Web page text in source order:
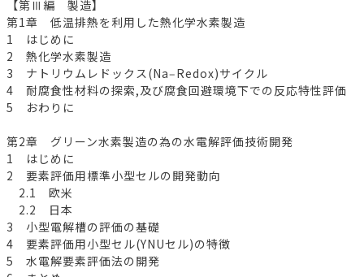
【第Ⅲ編 製造】
第1章 低温排熱を利用した熱化学水素製造
1 はじめに
2 熱化学水素製造
3 ナトリウムレドックス(Na‒Redox)サイクル
4 耐腐食性材料の探索,及び腐食回避環境下での反応特性評価
5 おわりに
第2章 グリーン水素製造の為の水電解評価技術開発
1 はじめに
2 要素評価用標準小型セルの開発動向
2.1 欧米
2.2 日本
3 小型電解槽の評価の基礎
4 要素評価用小型セル(YNUセル)の特徴
5 水電解要素評価法の開発